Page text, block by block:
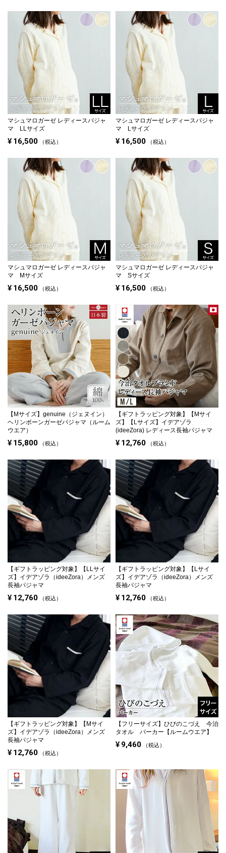
マシュマロガーゼ レディースパジャ
マ LLサイズ
¥ 16,500 税込
マシュマロガーゼ レディースパジャ
マ Lサイズ
¥ 16,500 税込
マシュマロガーゼ レディースパジャ
マ Mサイズ
¥ 16,500 税込
マシュマロガーゼ レディースパジャ
マ Sサイズ
¥ 16,500 税込
【Mサイズ】 genuine（ジェヌイン）
ヘリンボーンガーゼパジャマ（ルーム
ウエア）
¥ 15,800 税込
【ギフトラッピング対象】
【Mサイ
ズ】【Lサイズ】イデアゾラ
(ideeZora) レディース長袖パジャマ
¥ 12,760 税込
【ギフトラッピング対象】
【LLサイ
ズ】イデアゾラ（ideeZora）メンズ
長袖パジャマ
¥ 12,760 税込
【ギフトラッピング対象】
【Lサイ
ズ】イデアゾラ（ideeZora）メンズ
長袖パジャマ
¥ 12,760 税込
【ギフトラッピング対象】
【Mサイ
ズ】イデアゾラ（ideeZora）メンズ
長袖パジャマ
¥ 12,760 税込
【フリーサイズ】 ひびのこづえ 今治
タオル パーカー【ルームウエア】
¥ 9,460 税込